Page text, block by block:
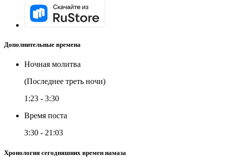
Дополнительные времена
Ночная молитва
(Последнее треть ночи)
1:23 - 3:30
Время поста
3:30 - 21:03
Хронология сегодняшних времен намаза